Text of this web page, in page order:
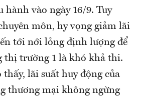
hành vào ngày 16/9. Tuy
môn, hy vọng giảm lãi
tới nới lỏng định lượng để
thị trường 1 là khó khả thi.
thấy, lãi suất huy động của
thương mại không ngừng